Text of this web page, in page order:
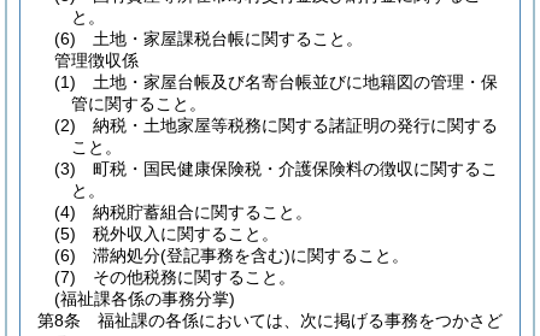
と。
(6) 土地・家屋課税台帳に関すること。
管理徴収係
(1) 土地・家屋台帳及び名寄台帳並びに地籍図の管理・保
管に関すること。
(2) 納税・土地家屋等税務に関する諸証明の発行に関する
こと。
(3) 町税・国民健康保険税・介護保険料の徴収に関するこ
と。
(4) 納税貯蓄組合に関すること。
(5) 税外収入に関すること。
(6) 滞納処分(登記事務を含む)に関すること。
(7) その他税務に関すること。
(福祉課各係の事務分掌)
第8条
福祉課の各係においては、次に掲げる事務をつかさど